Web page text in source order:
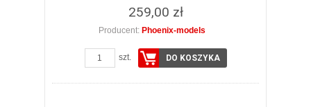
259,00 zł
Producent: Phoenix-models
szt. DO KOSZYKA